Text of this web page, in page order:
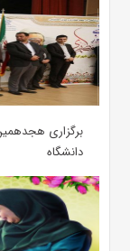
برگزاری
دانشگاه